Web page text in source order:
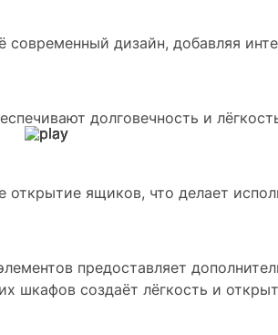
современный дизайн, добавляя
долговечность и
ящиков, что делает
предоставляет
шкафов создаёт лёгкость и